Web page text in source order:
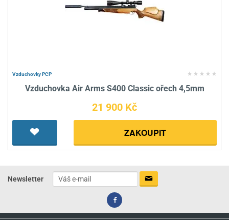
Vzduchovky PCP
Vzduchovka Air Arms S400 Classic ořech 4,5mm
21 900 Kč
ZAKOUPIT
Newsletter